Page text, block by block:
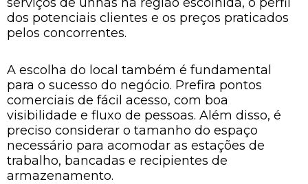
dos potenciais clientes e os preços praticados
pelos concorrentes.
A escolha do local também é fundamental
para o sucesso do negócio. Prefira pontos
comerciais de fácil acesso, com boa
visibilidade e fluxo de pessoas. Além disso, é
preciso considerar o tamanho do espaço
necessário para acomodar as estações de
trabalho, bancadas e recipientes de
armazenamento.